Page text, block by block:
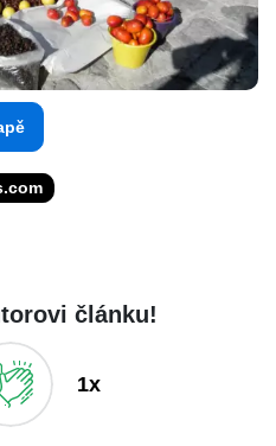
článku!
1x